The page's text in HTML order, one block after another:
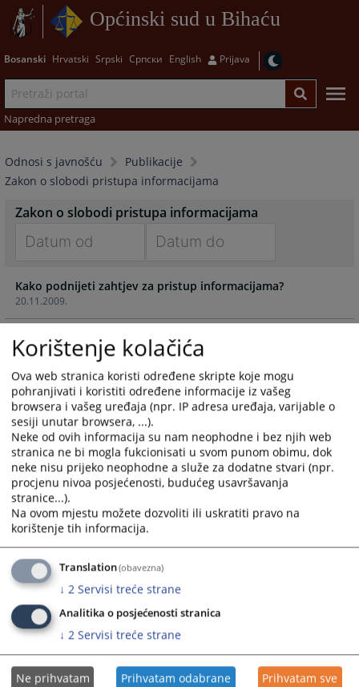
Općinski sud u Bihaću
Bosanski Hrvatski Srpski Српски English Prijava
Napredna pretraga
Odnosi s javnošću
Publikacije
Zakon o slobodi pristupa informacijama
Zakon o slobodi pristupa informacijama
forward
to
interact
with
the
calendar
and
select
a
date.
Press
the
question
mark
key
to
get
the
keyboard
shortcuts
for
changing
dates.
forward
interact
with
the
calendar
and
select
a
date.
Press
the
mark
key
to
get
the
shortcuts
for
changing
dates.
20.11.2009.
Kako podnijeti zahtjev za pristup informacijama?
Korištenje kolačića
Ova web stranica koristi određene skripte koje mogu
pohranjivati i koristiti određene informacije iz vašeg
browsera i vašeg uređaja (npr. IP adresa uređaja, varijable o
sesiji unutar browsera, ...).
Neke od ovih informacija su nam neophodne i bez njih web
stranica ne bi mogla fukcionisati u svom punom obimu, dok
neke nisu prijeko neophodne a služe za dodatne stvari (npr.
procjenu nivoa posjećenosti, budućeg usavršavanja
stranice...).
Na ovom mjestu možete dozvoliti ili uskratiti pravo na
korištenje tih informacija.
Translation(obavezna)
↓ 2 Servisi treće strane
Analitika o posjećenosti stranica
↓ 2 Servisi treće strane
Ne prihvatam Prihvatam odabrane Prihvatam sve